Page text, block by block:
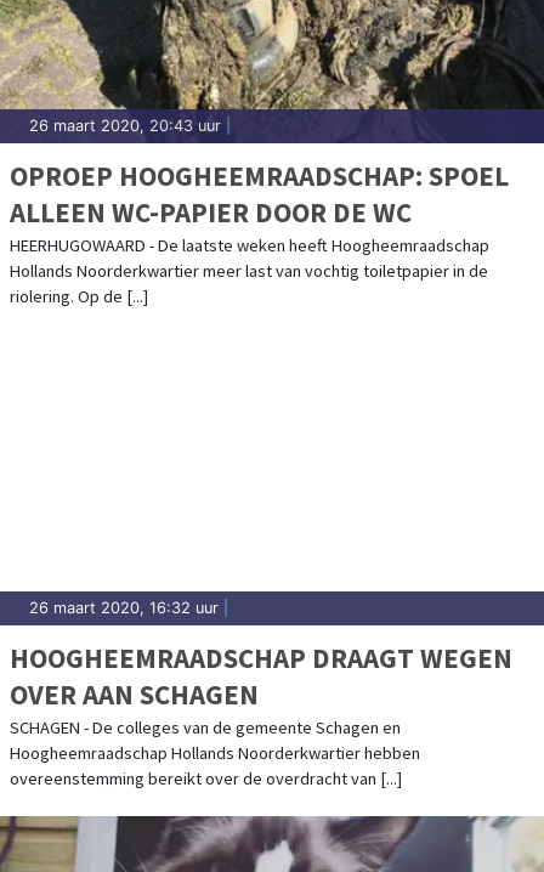
26 maart 2020, 20:43 uur
OPROEP HOOGHEEMRAADSCHAP: SPOEL
ALLEEN WC-PAPIER DOOR DE WC
HEERHUGOWAARD - De laatste weken heeft Hoogheemraadschap
Hollands Noorderkwartier meer last van vochtig toiletpapier in de
riolering. Op de [...]
26 maart 2020, 16:32 uur
HOOGHEEMRAADSCHAP DRAAGT WEGEN
OVER AAN SCHAGEN
SCHAGEN - De colleges van de gemeente Schagen en
Hoogheemraadschap Hollands Noorderkwartier hebben
overeenstemming bereikt over de overdracht van [...]